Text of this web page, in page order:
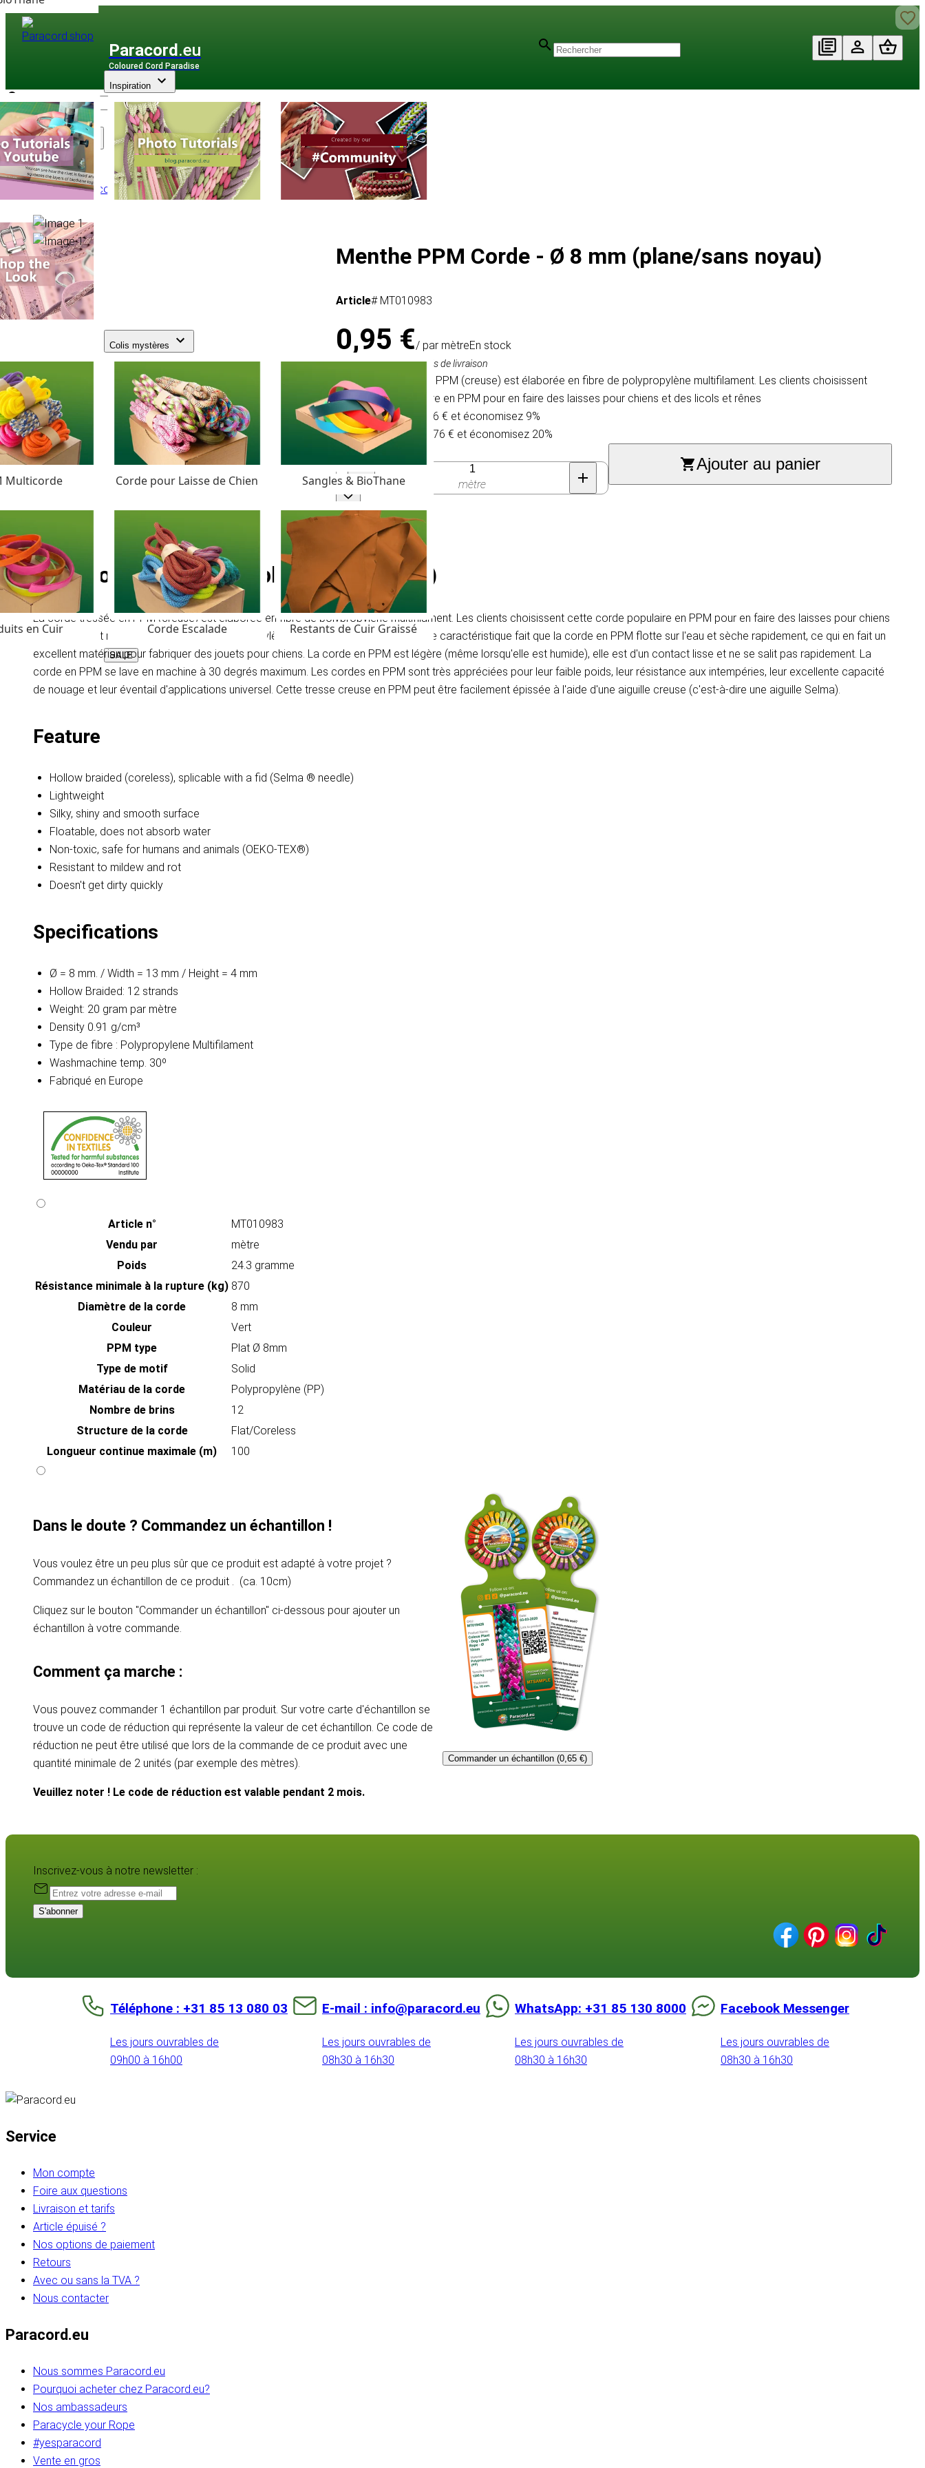
Paracord .eu
Coloured Cord Paradise
Assortiment
Inspiration
Colis mystères
Multicorde Corde pour Laisse de Chien Sangles & BioThane
en Cuir Corde Escalade Restants de Cuir Graissé
SALE
PPM Multicorde/PPM Plane/Plane Ø 8 mm
Menthe PPM Corde - Ø 8 mm (plane/sans noyau)
Article# MT010983
0,95 €/ par mètreEn stock
TVA comprise, hors frais de livraison
La corde tressée en PPM (creuse) est élaborée en fibre de polypropylène multifilament. Les clients choisissent
cette corde populaire en PPM pour en faire des laisses pour chiens et des licols et rênes
Achetez 30 pour 0,86 € et économisez 9%
Achetez 100 pour 0,76 € et économisez 20%
Quantité
mètre
Ajouter au panier
PPM corde - Ø 8 mm. (plate/sans noyau)
La corde tressée en PPM (creuse) est élaborée en fibre de polypropylène multifilament. Les clients choisissent cette corde populaire en PPM pour en faire des laisses pour chiens
et des licols et rênes pour chevaux. Le polypropylène n'absorbe pas l'humidité, cette caractéristique fait que la corde en PPM flotte sur l'eau et sèche rapidement, ce qui en fait un
excellent matériau pour fabriquer des jouets pour chiens. La corde en PPM est légère (même lorsqu'elle est humide), elle est d'un contact lisse et ne se salit pas rapidement. La
corde en PPM se lave en machine à 30 degrés maximum. Les cordes en PPM sont très appréciées pour leur faible poids, leur résistance aux intempéries, leur excellente capacité
de nouage et leur éventail d'applications universel. Cette tresse creuse en PPM peut être facilement épissée à l'aide d'une aiguille creuse (c'est-à-dire une aiguille Selma).
Feature
Hollow braided (coreless), splicable with a fid (Selma ® needle)
Lightweight
Silky, shiny and smooth surface
Floatable, does not absorb water
Non-toxic, safe for humans and animals (OEKO-TEX®)
Resistant to mildew and rot
Doesn't get dirty quickly
Specifications
Ø = 8 mm. / Width = 13 mm / Height = 4 mm
Hollow Braided: 12 strands
Weight: 20 gram par mètre
Density 0.91 g/cm³
Type de fibre : Polypropylene Multifilament
Washmachine temp. 30º
Fabriqué en Europe
Article n°
MT010983
Vendu par
mètre
Poids
24.3 gramme
Résistance minimale à la rupture (kg) 870
Diamètre de la corde
8 mm
Couleur
Vert
PPM type
Plat Ø 8mm
Type de motif
Solid
Matériau de la corde
Polypropylène (PP)
Nombre de brins
12
Structure de la corde
Flat/Coreless
Longueur continue maximale (m)
100
Dans le doute ? Commandez un échantillon !
Vous voulez être un peu plus sûr que ce produit est adapté à votre projet ?
Commandez un échantillon de ce produit . (ca. 10cm)
Cliquez sur le bouton "Commander un échantillon" ci-dessous pour ajouter un
échantillon à votre commande.
Comment ça marche :
Vous pouvez commander 1 échantillon par produit. Sur votre carte d'échantillon se
trouve un code de réduction qui représente la valeur de cet échantillon. Ce code de
réduction ne peut être utilisé que lors de la commande de ce produit avec une
quantité minimale de 2 unités (par exemple des mètres).
Veuillez noter ! Le code de réduction est valable pendant 2 mois.
Commander un échantillon (0,65 €)
Inscrivez-vous à notre newsletter :
S'abonner
Téléphone : +31 85 13 080 03
Les jours ouvrables de
09h00 à 16h00
E-mail : info@paracord.eu
Les jours ouvrables de
08h30 à 16h30
WhatsApp: +31 85 130 8000
Les jours ouvrables de
08h30 à 16h30
Facebook Messenger
Les jours ouvrables de
08h30 à 16h30
Service
Mon compte
Foire aux questions
Livraison et tarifs
Article épuisé ?
Nos options de paiement
Retours
Avec ou sans la TVA ?
Nous contacter
Paracord.eu
Nous sommes Paracord.eu
Pourquoi acheter chez Paracord.eu?
Nos ambassadeurs
Paracycle your Rope
#yesparacord
Vente en gros